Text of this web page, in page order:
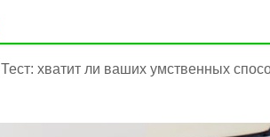
Тест: хватит ли ваших умственных